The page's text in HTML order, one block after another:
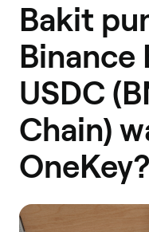
Bakit
Binance
USDC
Chain)
OneKey?